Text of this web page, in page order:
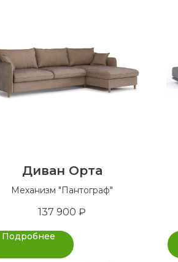
Диван Орта
Механизм "Пантограф"
137 900 ₽
Подробнее